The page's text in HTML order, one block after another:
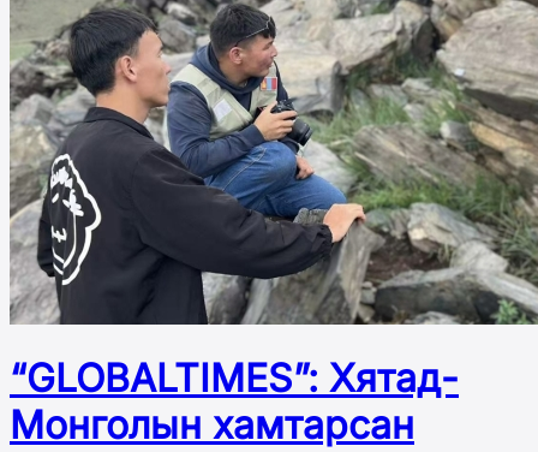
“GLOBALTIMES”: Хятад-
Монголын хамтарсан